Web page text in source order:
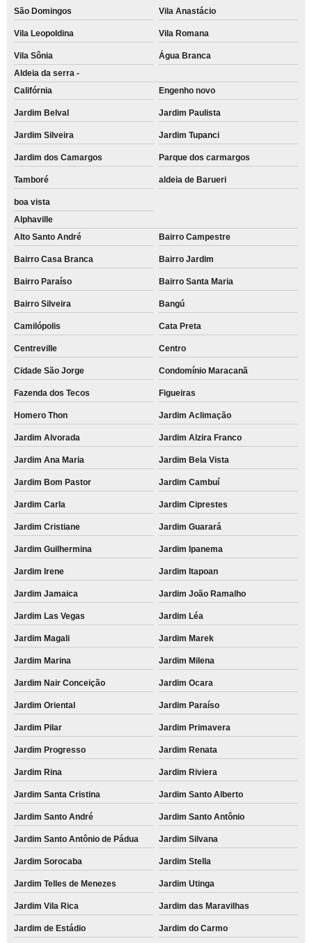
São Domingos Vila Anastácio
Vila Leopoldina Vila Romana
Vila Sônia
Água Branca
Aldeia da serra -
Califórnia
Engenho novo
Jardim Belval Jardim Paulista
Jardim Silveira Jardim Tupanci
Jardim dos Camargos Parque dos carmargos
Tamboré aldeia de Barueri
boa vista
Alphaville
Alto Santo André
Bairro Campestre
Bairro Casa Branca Bairro Jardim
Bairro Paraíso Bairro Santa Maria
Bairro Silveira Bangú
Camilópolis Cata Preta
Centreville Centro
Cidade São Jorge Condomínio Maracanã
Fazenda dos Tecos Figueiras
Homero Thon Jardim Aclimação
Jardim Alvorada Jardim Alzira Franco
Jardim Ana Maria Jardim Bela Vista
Jardim Bom Pastor Jardim Cambuí
Jardim Carla Jardim Ciprestes
Jardim Cristiane Jardim Guarará
Jardim Guilhermina Jardim Ipanema
Jardim Irene Jardim Itapoan
Jardim Jamaica Jardim João Ramalho
Jardim Las Vegas Jardim Léa
Jardim Magali Jardim Marek
Jardim Marina Jardim Milena
Jardim Nair Conceição Jardim Ocara
Jardim Oriental Jardim Paraíso
Jardim Pilar Jardim Primavera
Jardim Progresso Jardim Renata
Jardim Rina Jardim Riviera
Jardim Santa Cristina Jardim Santo Alberto
Jardim Santo André Jardim Santo Antônio
Jardim Santo Antônio de Pádua Jardim Silvana
Jardim Sorocaba Jardim Stella
Jardim Telles de Menezes Jardim Utinga
Jardim Vila Rica Jardim das Maravilhas
Jardim de Estádio Jardim do Carmo